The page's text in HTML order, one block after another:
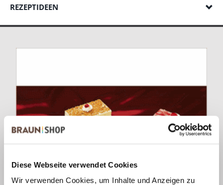
Diese Webseite verwendet Cookies
Wir verwenden Cookies, um Inhalte und Anzeigen zu
REZEPTIDEEN